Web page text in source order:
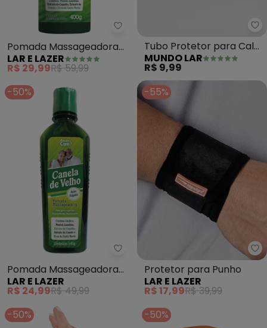
Lar e Lazer - Pomada
Pomada Massageadora
Canela de Velho (400g)
LAR E LAZER
R$ 29,99R$ 59,99
Tubo Protetor para Calo
(Bege) 1 Peça
MUNDO LAR
R$ 9,99
-50%
Lar e Lazer - Pomada
Pomada Massageadora
Canela de Velho 240g
LAR E LAZER
R$ 24,99R$ 49,99
-55%
Protetor para Punho
LAR E LAZER
R$ 17,99R$ 39,99
-50%
-50%